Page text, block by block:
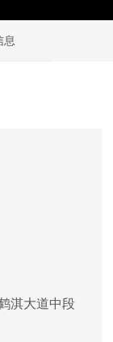
息
淇大道中段